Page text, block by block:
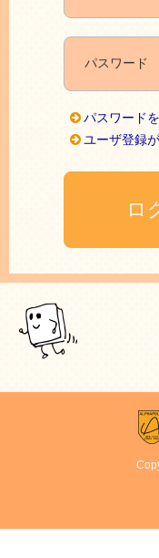
パスワード
パスワード
ユーザ登録